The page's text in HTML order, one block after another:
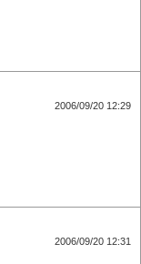
2006/09/20 12:29
2006/09/20 12:31